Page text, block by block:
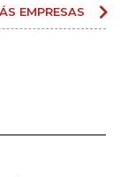
EMPRESAS